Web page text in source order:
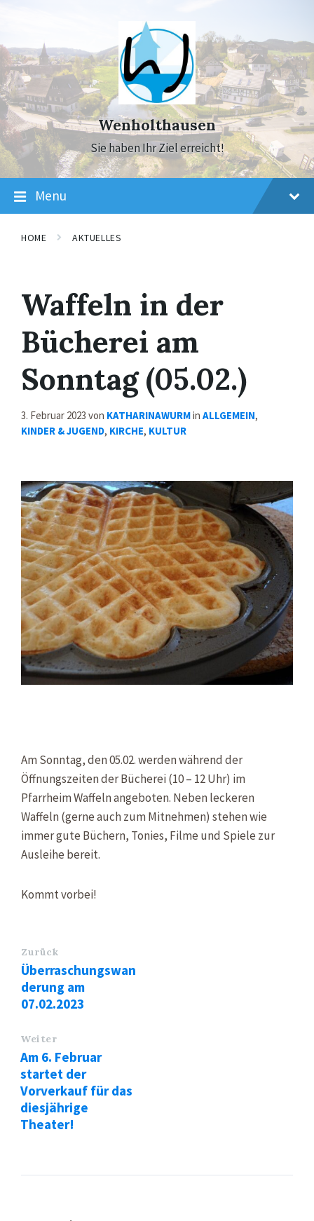
navigation
Wenholthausen
Sie haben Ihr Ziel erreicht!
Menu
HOME AKTUELLES
Waffeln in der
Bücherei am
Sonntag (05.02.)
3. Februar 2023 von KATHARINAWURMin ALLGEMEIN,
KINDER & JUGEND, KIRCHE, KULTUR
Am Sonntag, den 05.02. werden während der
Öffnungszeiten der Bücherei (10 – 12 Uhr) im
Pfarrheim Waffeln angeboten. Neben leckeren
Waffeln (gerne auch zum Mitnehmen) stehen wie
immer gute Büchern, Tonies, Filme und Spiele zur
Ausleihe bereit.
Kommt vorbei!
Zurück
Überraschungswan
derung am
07.02.2023
Weiter
Am 6. Februar
startet der
Vorverkauf für das
diesjährige
Theater!